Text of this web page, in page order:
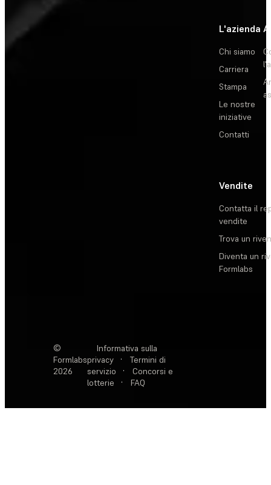
L'azienda
Chi siamo
Carriera
Stampa
Le nostre
iniziative
Contatti
Vendite
Contatta il
vendite
Trova un
Diventa un
Formlabs
©
Formlabs
2026
Informativa sulla
privacy
·
Termini di
servizio
·
Concorsi e
lotterie
· FAQ